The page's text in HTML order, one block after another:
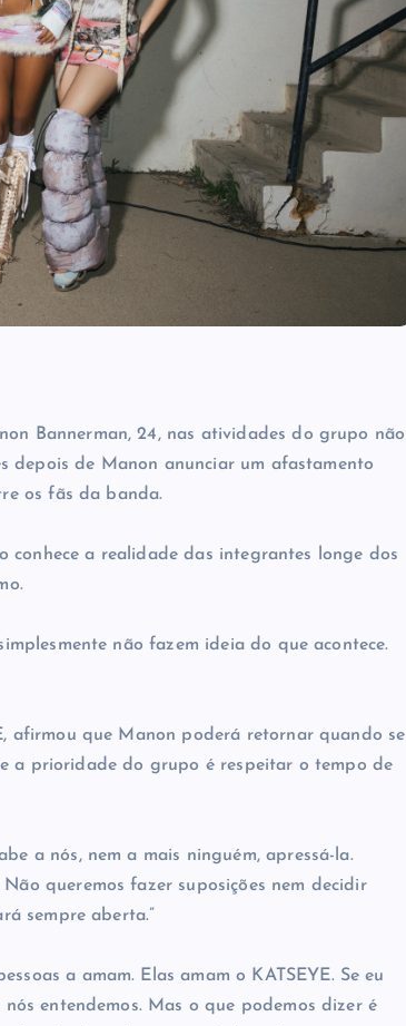
Bannerman, 24, nas atividades do grupo não
depois de Manon anunciar um afastamento
os fãs da banda.
conhece a realidade das integrantes longe dos
não fazem ideia do que acontece.
afirmou que Manon poderá retornar quando se
a prioridade do grupo é respeitar o tempo de
a nós, nem a mais ninguém, apressá-la.
queremos fazer suposições nem decidir
sempre aberta.”
a amam. Elas amam o KATSEYE. Se eu
entendemos. Mas o que podemos dizer é